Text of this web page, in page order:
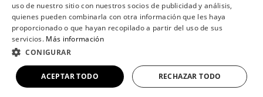
Privacy policy.Website by From Scratch
uso de nuestro sitio con nuestros socios de publicidad y análisis,
quienes pueden combinarla con otra información que les haya
proporcionado o que hayan recopilado a partir del uso de sus
servicios. Más información
CONIGURAR
ACEPTAR TODO RECHAZAR TODO